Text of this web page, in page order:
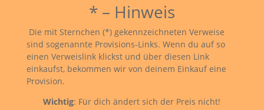
* – Hinweis
Die mit Sternchen (*) gekennzeichneten Verweise
sind sogenannte Provisions-Links. Wenn du auf so
einen Verweislink klickst und über diesen Link
einkaufst, bekommen wir von deinem Einkauf eine
Provision.
Wichtig: Für dich ändert sich der Preis nicht!